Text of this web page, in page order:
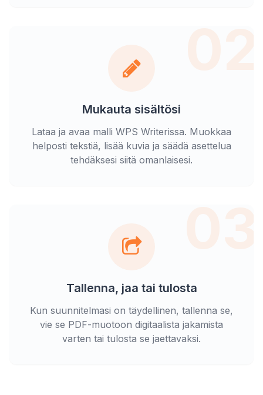
Mukauta sisältösi
Lataa ja avaa malli WPS Writerissa. Muokkaa
helposti tekstiä, lisää kuvia ja säädä asettelua
tehdäksesi siitä omanlaisesi.
Tallenna, jaa tai tulosta
Kun suunnitelmasi on täydellinen, tallenna se,
vie se PDF-muotoon digitaalista jakamista
varten tai tulosta se jaettavaksi.